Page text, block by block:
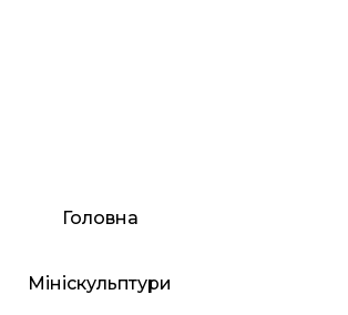
Головна
Мініскульптури